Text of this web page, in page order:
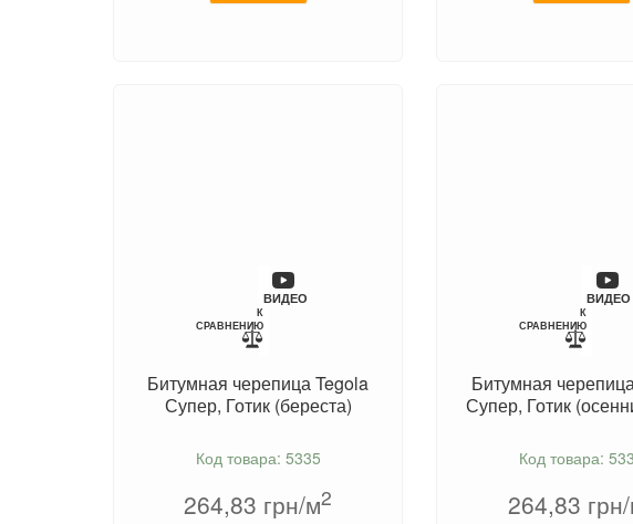
ВИДЕО
К
СРАВНЕНИЮ
Битумная черепица Tegola
Супер, Готик (береста)
Код товара: 5335
264,83 грн/м2
ВИДЕО
К
СРАВНЕНИЮ
Битумная
Супер, Готик
Код товара:
264,83